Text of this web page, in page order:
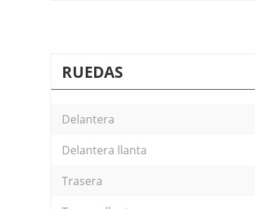
RUEDAS
Delantera
Delantera llanta
Trasera